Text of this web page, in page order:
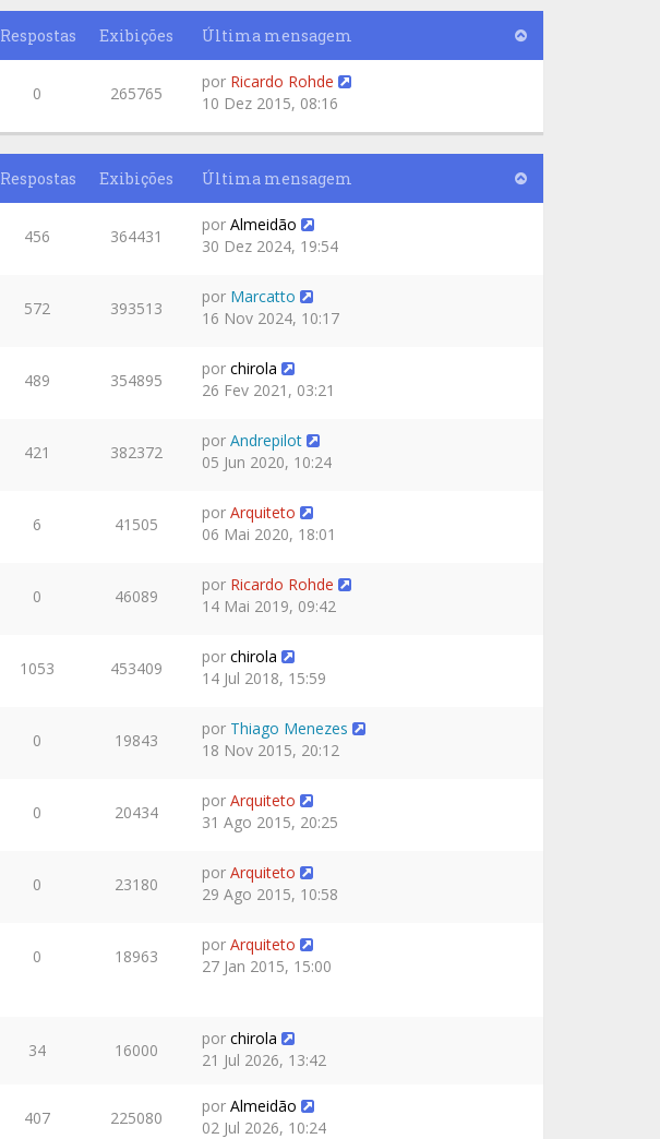
Respostas Exibições Última mensagem
0 265765
por Ricardo Rohde
10 Dez 2015, 08:16
Respostas Exibições Última mensagem
456 364431
por Almeidão
30 Dez 2024, 19:54
572 393513
por Marcatto
16 Nov 2024, 10:17
489 354895
por chirola
26 Fev 2021, 03:21
421 382372
por Andrepilot
05 Jun 2020, 10:24
6 41505
por Arquiteto
06 Mai 2020, 18:01
0 46089
por Ricardo Rohde
14 Mai 2019, 09:42
1053 453409
por chirola
14 Jul 2018, 15:59
0 19843
por Thiago Menezes
18 Nov 2015, 20:12
0 20434
por Arquiteto
31 Ago 2015, 20:25
0 23180
por Arquiteto
29 Ago 2015, 10:58
0 18963
por Arquiteto
27 Jan 2015, 15:00
34 16000
por chirola
21 Jul 2026, 13:42
407 225080
por Almeidão
02 Jul 2026, 10:24